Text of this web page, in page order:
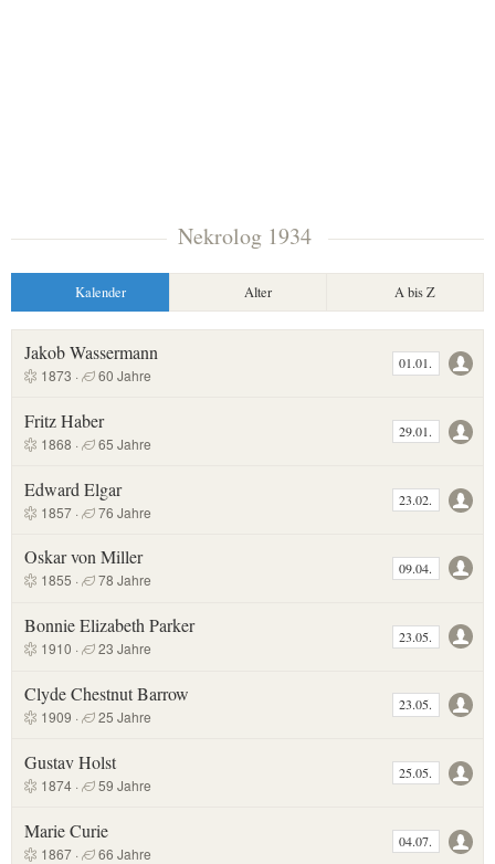
Nekrolog 1934
Kalender Alter A bis Z
Jakob Wassermann
1873 · 60 Jahre
01.01.
Fritz Haber
1868 · 65 Jahre
29.01.
Edward Elgar
1857 · 76 Jahre
23.02.
Oskar von Miller
1855 · 78 Jahre
09.04.
Bonnie Elizabeth Parker
1910 · 23 Jahre
23.05.
Clyde Chestnut Barrow
1909 · 25 Jahre
23.05.
Gustav Holst
1874 · 59 Jahre
25.05.
Marie Curie
1867 · 66 Jahre
04.07.